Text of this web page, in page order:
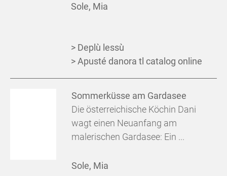
Sole, Mia
> Deplù lessù
> Apusté danora tl catalog online
Sommerküsse am Gardasee
Die österreichische Köchin Dani
wagt einen Neuanfang am
malerischen Gardasee: Ein ...
Sole, Mia